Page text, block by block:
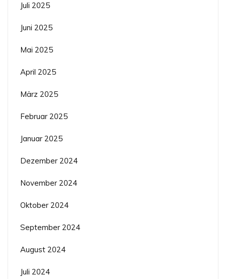
Juli 2025
Juni 2025
Mai 2025
April 2025
März 2025
Februar 2025
Januar 2025
Dezember 2024
November 2024
Oktober 2024
September 2024
August 2024
Juli 2024